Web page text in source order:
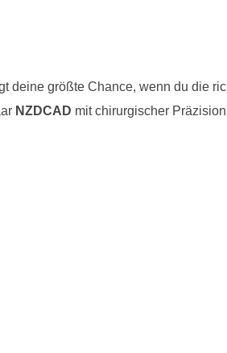
deine größte Chance, wenn du die
NZDCAD mit chirurgischer